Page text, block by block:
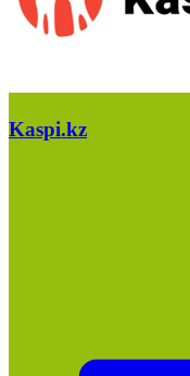
Kaspi.kz